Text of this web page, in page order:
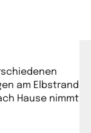
am Elbstrand
Hause nimmt